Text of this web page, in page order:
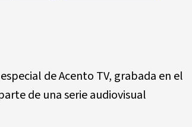
de Acento TV, grabada en el
de una serie audiovisual